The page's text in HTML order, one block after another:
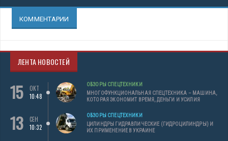
КОММЕНТАРИИ
ЛЕНТА НОВОСТЕЙ
15
ОКТ
10:48
ОБЗОРЫ СПЕЦТЕХНИКИ
МНОГОФУНКЦИОНАЛЬНАЯ СПЕЦТЕХНИКА – МАШИНА,
КОТОРАЯ ЭКОНОМИТ ВРЕМЯ, ДЕНЬГИ И УСИЛИЯ
13
СЕН
10:32
ОБЗОРЫ СПЕЦТЕХНИКИ
ЦИЛИНДРЫ ГИДРАВЛИЧЕСКИЕ (ГИДРОЦИЛИНДРЫ) И
ИХ ПРИМЕНЕНИЕ В УКРАИНЕ